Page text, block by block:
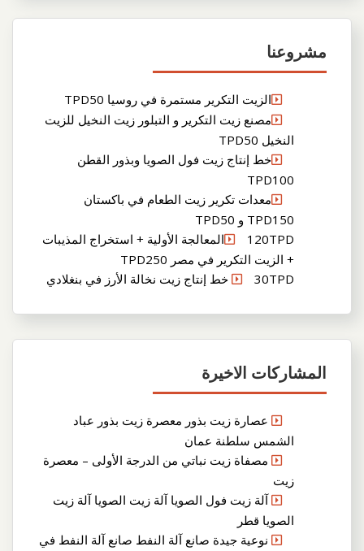
مشروعنا
الزيت التكرير مستمرة في روسيا TPD50
مصنع زيت التكرير و التبلور زيت النخيل للزيت
النخيل TPD50
خط إنتاج زيت فول الصويا وبذور القطن
TPD100
معدات تكرير زيت الطعام في باكستان
TPD150 و TPD50
120TPDالمعالجة الأولية + استخراج المذيبات
+ الزيت التكرير في مصر TPD250
30TPD خط إنتاج زيت نخالة الأرز في بنغلادي
المشاركات الاخيرة
عصارة زيت بذور معصرة زيت بذور عباد
الشمس سلطنة عمان
مصفاة زيت نباتي من الدرجة الأولى – معصرة
زيت
آلة زيت فول الصويا آلة زيت الصويا آلة زيت
الصويا قطر
نوعية جيدة صانع آلة النفط صانع آلة النفط في